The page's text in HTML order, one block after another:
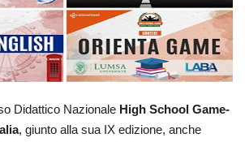
Didattico Nazionale High School Game-
, giunto alla sua IX edizione, anche